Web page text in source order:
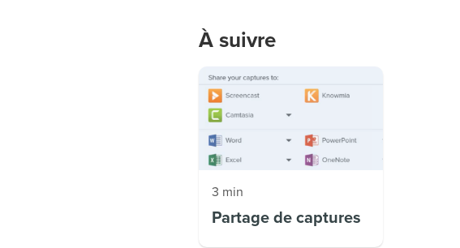
À suivre
3 min
Partage de captures